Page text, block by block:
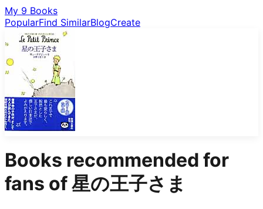
My 9 Books
PopularFind SimilarBlogCreate
Books recommended for
fans of星の王子さま